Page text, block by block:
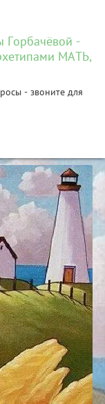
Горбачёвой -
МАТЬ,
- звоните для